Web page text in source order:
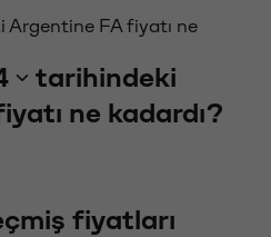
FA fiyatı ne
tarihindeki
ne kadardı?
fiyatları